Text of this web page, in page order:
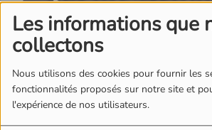
Les informations que
collectons
Nous utilisons des cookies pour fournir les
fonctionnalités proposés sur notre site et
l'expérience de nos utilisateurs.